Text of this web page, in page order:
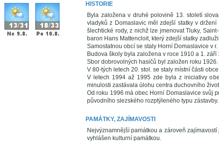
HISTORIE
Byla založena v druhé polovině 13. století
vladyků z Domaslavic měl zdejší statky v
šlechtické rody, z nichž lze jmenovat Tluky,
baron Hans Mattencloit, který zdejší statky
Samostatnou obcí se staly Horní Domaslavice v
Budova školy byla založena v roce 1910 a 1.
Sbor dobrovolných hasičů byl založen roku 1926.
V 80-tých letech 20. stol. se staly místní části
V letech 1994 až 1995 zde byla z iniciativy
minulosti zastávala úlohu centra duchovního
Od roku 1996 má obec Horní Domaslavice svůj
původního slezského rozptýleného typu zástavby.
PAMÁTKY, ZAJÍMAVOSTI
Nejvýznamnější památkou a zároveň
vyhlášen kulturní památkou.